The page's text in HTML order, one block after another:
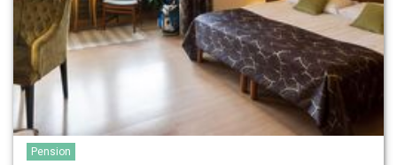
Pension